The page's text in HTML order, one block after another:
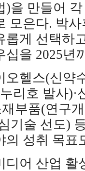
)을 만들어
모은다. 박
롭게 선택하
십을 2025년
오헬스(신약
리호 발사
재부품(연구
기술 선도)
의 성취 목표
디어 산업 활